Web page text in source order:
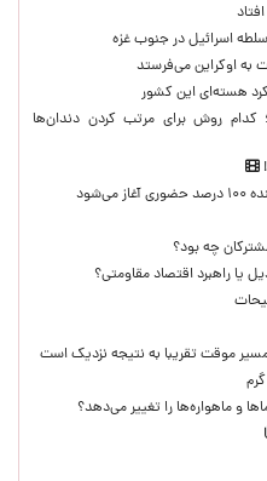
اسرائیل در جنوب غزه
به اوکراین می‌فرستد
هسته‌ای این کشور
کدام روش برای مرتب کردن دندان‌ها
چه بود؟
یا راهبرد اقتصاد مقاومتی؟
موقت تقریبا به نتیجه نزدیک است
و ماهواره‌ها را تغییر می‌دهد؟